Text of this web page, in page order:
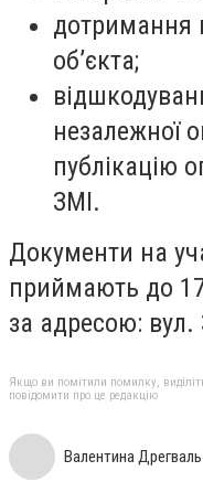
дотримання
об’єкта;
незалежної
публікацію
ЗМІ.
Документи на
приймають до
за адресою: вул.
Якщо ви помітили помилку,
повідомити про це редакцію
Валентина Дрегваль